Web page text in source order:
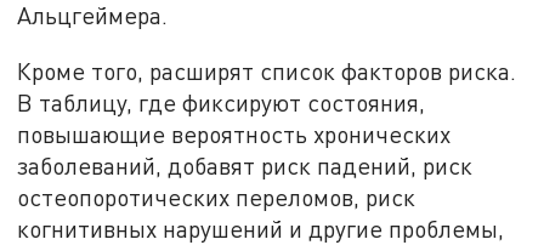
Альцгеймера.
Кроме того, расширят список факторов риска.
В таблицу, где фиксируют состояния,
повышающие вероятность хронических
заболеваний, добавят риск падений, риск
остеопоротических переломов, риск
когнитивных нарушений и другие проблемы,